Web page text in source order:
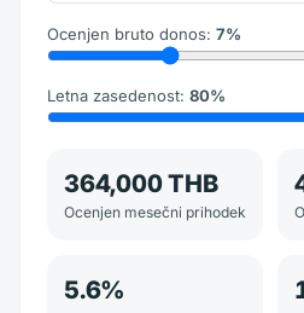
Ocenjen bruto donos: 7%
Letna zasedenost: 80%
364,000 THB
Ocenjen mesečni prihodek
5.6%